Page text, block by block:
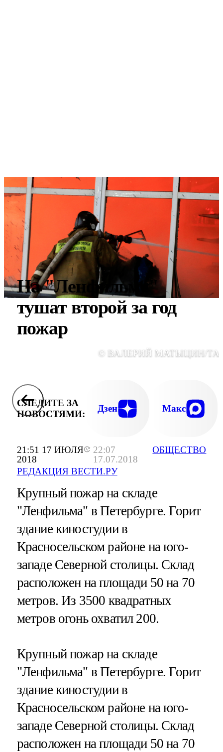
21:51 17 ИЮЛЯ
2018
22:07
17.07.2018
РЕДАКЦИЯ ВЕСТИ.РУ
ОБЩЕСТВО
На "Ленфильме"
тушат второй за год
пожар
© ВАЛЕРИЙ МАТЫЦИН/
СЛЕДИТЕ ЗА
НОВОСТЯМИ:
Дзен Макс
Крупный пожар на складе
"Ленфильма" в Петербурге. Горит
здание киностудии в
Красносельском районе на юго-
западе Северной столицы. Склад
расположен на площади 50 на 70
метров. Из 3500 квадратных
метров огонь охватил 200.
Крупный пожар на складе
"Ленфильма" в Петербурге. Горит
здание киностудии в
Красносельском районе на юго-
западе Северной столицы. Склад
расположен на площади 50 на 70